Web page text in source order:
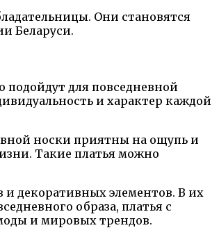
Они становятся
Беларуси.
для повседневной
и характер каждой
носки приятны на ощупь и
Такие платья можно
и декоративных элементов. В их
образа, платья с
и мировых трендов.